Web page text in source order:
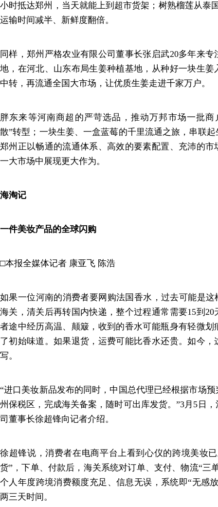
小时抵达郑州，当天就能上到超市货架；树熟榴莲从泰
运输时间减半、新鲜度翻倍。
同样，郑州严格农业有限公司董事长张启武20多年来
地，在河北、山东布局生姜种植基地，从种好一块生
中转，再流通全国大市场，让优质生姜走进千家万户。
胖东来等河南商超的严苛选品，推动万邦市场一批商
散”转型；一块生姜、一盒蓝莓的千里流通之旅，串联
郑州正以畅通的流通体系、高效的要素配置、充沛的
一大市场中展现更大作为。
海淘记
一件美妆产品的全球闪购
□本报全媒体记者 康亚飞 陈浩
如果一位河南的消费者要网购法国香水，过去可能是这
海关，清关后再转国内快递，整个过程通常需要15到
者途中经历高温、颠簸，收到的香水可能瓶身有轻微
了初始味道。如果退货，运费可能比香水还贵。如今
写。
“进口美妆新品发布的同时，中国总代理已经根据市场
州保税区，完成海关备案，随时可出库发货。”3月5日
司董事长徐超锋向记者介绍。
徐超锋说，消费者在电商平台上看到心仪的跨境美妆
货”，下单、付款后，海关系统对订单、支付、物流“三
个人年度跨境消费额度充足、信息无误，系统即“无感
两三天时间。